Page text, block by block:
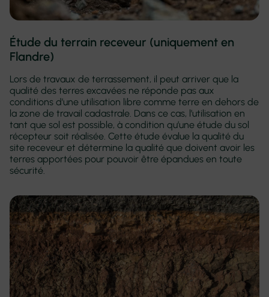
Étude du terrain receveur (uniquement en
Flandre)
Lors de travaux de terrassement, il peut arriver que la
qualité des terres excavées ne réponde pas aux
conditions d’une utilisation libre comme terre en dehors de
la zone de travail cadastrale. Dans ce cas, l’utilisation en
tant que sol est possible, à condition qu’une étude du sol
récepteur soit réalisée. Cette étude évalue la qualité du
site receveur et détermine la qualité que doivent avoir les
terres apportées pour pouvoir être épandues en toute
sécurité.